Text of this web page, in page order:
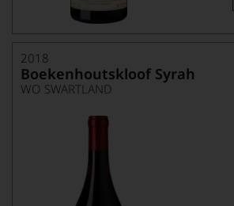
2018
Boekenhoutskloof Syrah
WO SWARTLAND